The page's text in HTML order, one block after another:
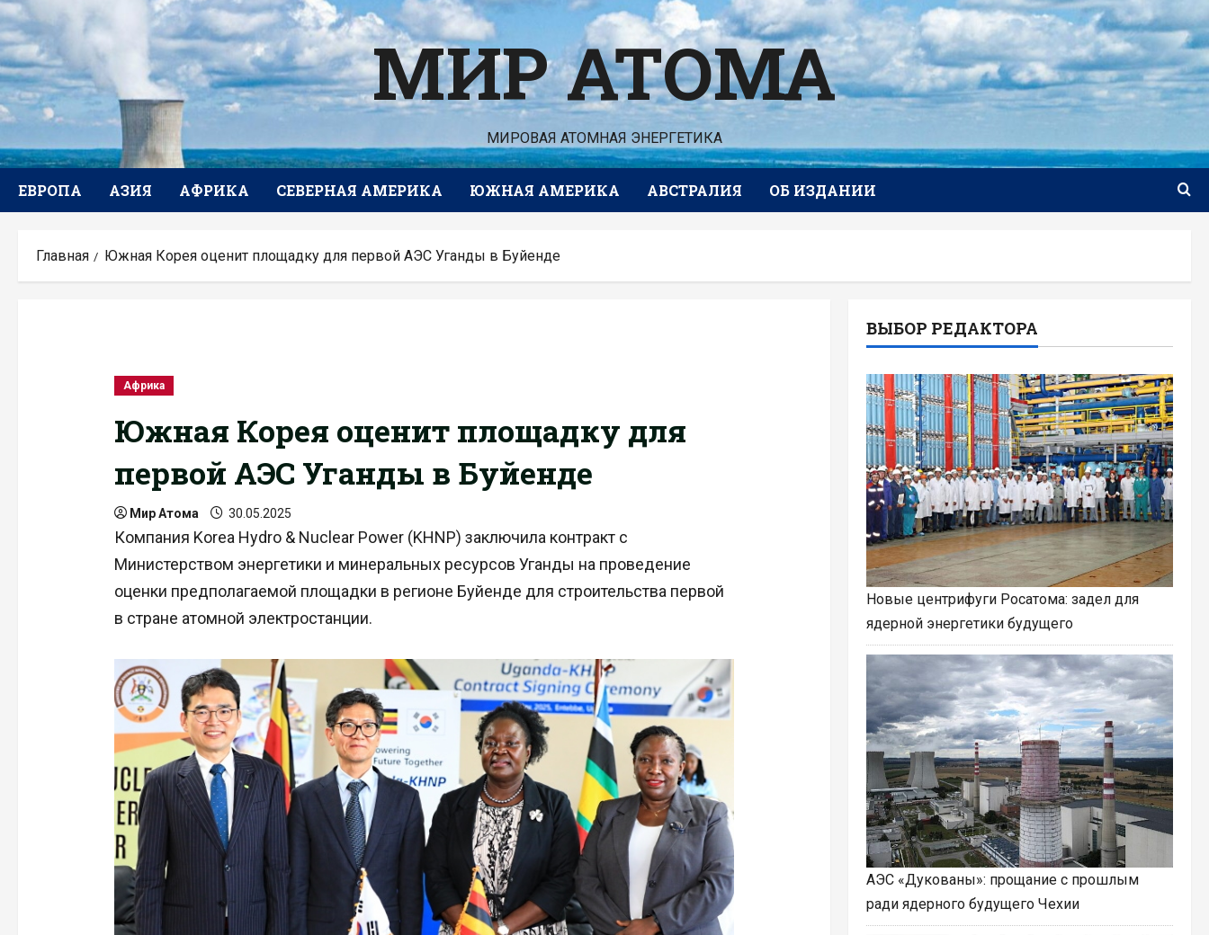
Перейти
к
содержимому
МИР АТОМА
МИРОВАЯ АТОМНАЯ ЭНЕРГЕТИКА
ЕВРОПА АЗИЯ АФРИКА СЕВЕРНАЯ АМЕРИКА ЮЖНАЯ АМЕРИКА АВСТРАЛИЯ ОБ ИЗДАНИИ
Главная Южная Корея оценит площадку для первой АЭС Уганды в Буйенде
Африка
Южная Корея оценит площадку для
первой АЭС Уганды в Буйенде
Мир Атома 30.05.2025
Компания Korea Hydro & Nuclear Power (KHNP) заключила контракт с
Министерством энергетики и минеральных ресурсов Уганды на проведение
оценки предполагаемой площадки в регионе Буйенде для строительства первой
в стране атомной электростанции.
ВЫБОР РЕДАКТОРА
Новые центрифуги Росатома: задел для
ядерной энергетики будущего
АЭС «Дукованы»: прощание с прошлым
ради ядерного будущего Чехии